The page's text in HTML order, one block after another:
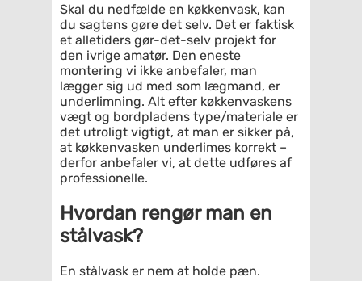
Skal du nedfælde en køkkenvask, kan
du sagtens gøre det selv. Det er faktisk
et alletiders gør-det-selv projekt for
den ivrige amatør. Den eneste
montering vi ikke anbefaler, man
lægger sig ud med som lægmand, er
underlimning. Alt efter køkkenvaskens
vægt og bordpladens type/materiale er
det utroligt vigtigt, at man er sikker på,
at køkkenvasken underlimes korrekt –
derfor anbefaler vi, at dette udføres af
professionelle.
Hvordan rengør man en
stålvask?
En stålvask er nem at holde pæn.